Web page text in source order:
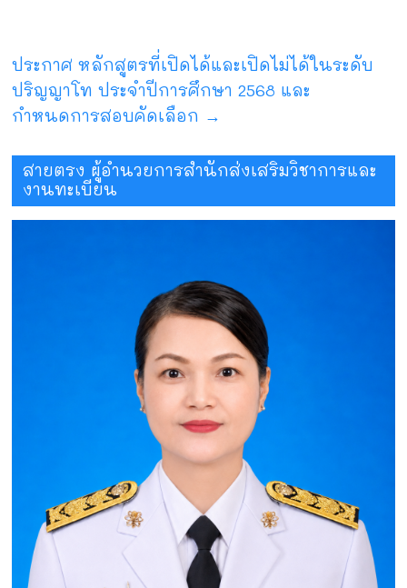
ประกาศ หลักสูตรที่เปิดได้และเปิดไม่ได้ในระดับ
ปริญญาโท ประจำปีการศึกษา 2568 และ
กำหนดการสอบคัดเลือก →
สายตรง ผู้อำนวยการสำนักส่งเสริมวิชาการและ
งานทะเบียน